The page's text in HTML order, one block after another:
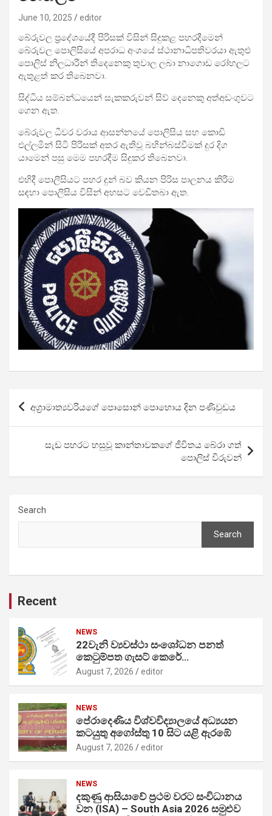
June 10, 2025 editor
බේරුවල ප්‍රදේශයේදී පිරිසක් විසින් සිදුකළ පහරදීමෙන්
බේරුවල පොලිසියේ අපරාධ අංශයේ ස්ථානාධිපතිවරයා ඇතුළු
පොලිස් නිලධාරීන් තිදෙනෙකු තුවාල ලබා නාගොඩ රෝහලට
ඇතුළත් කර තිබෙනවා.
සිද්ධිය සම්බන්ධයෙන් සැකකරුවන් සිව් දෙනෙකු අත්අඩංගුවට
ගෙන ඇත.
බේරුවල ධීවර වරාය ආසන්නයේ පොලිසිය සහ කොඩි
එල්ලමින් සිටි පිරිසක් අතර ඇතිවූ බහින්බස්වීමක් දුර දිග
යාමෙන් පසු මෙම පහරදීම සිදුකර තිබෙනවා.
එහිදී පොලීසියට පහර දුන් බව කියන පිරිස පාලනය කිරීම
සඳහා පොලීසිය විසින් අහසට වෙඩිතබා ඇත.
Post
navigation
අග්‍රාමාත්‍යවරියගේ පොසොන් පොහොය දින පණිවුඩය
සැඩ පහරට හසුවූ කාන්තාවකගේ ජීවිතය බේරා ගත්
පොලිස් විරුවන්
Search
Search
Recent
NEWS
22වැනි ව්‍යවස්ථා සංශෝධන පනත්
කෙටුම්පත ගැසට් කෙරේ…
August 7, 2026 editor
NEWS
පේරාදෙණිය විශ්වවිද්‍යාලයේ අධ්‍යයන
කටයුතු අගෝස්තු 10 සිට යළි ඇරඹේ
August 7, 2026 editor
NEWS
දකුණු ආසියාවේ ප්‍රථම වරට සංවිධානය
වන (ISA) – South Asia 2026 සමුළුව